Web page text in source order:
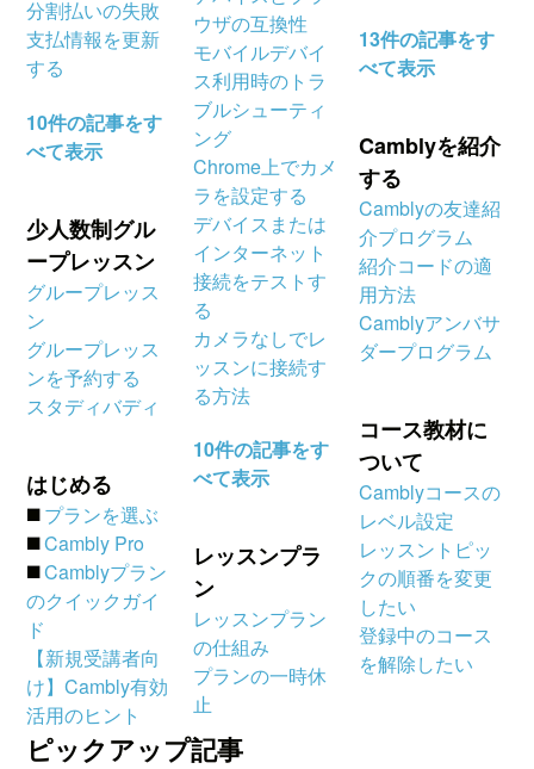
分割払いの失敗
支払情報を更新
する
10件の記事をす
べて表示
少人数制グル
ープレッスン
グループレッス
ン
グループレッス
ンを予約する
スタディバディ
はじめる
◼️ プランを選ぶ
◼️Cambly Pro
◼️Camblyプラン
のクイックガイ
ド
【新規受講者向
け】Cambly有効
活用のヒント
ウザの互換性
モバイルデバイ
ス利用時のトラ
ブルシューティ
ング
Chrome上でカメ
ラを設定する
デバイスまたは
インターネット
接続をテストす
る
カメラなしでレ
ッスンに接続す
る方法
10件の記事をす
べて表示
レッスンプラ
ン
レッスンプラン
の仕組み
プランの一時休
止
13件の記事をす
べて表示
Camblyを紹介
する
Camblyの友達紹
介プログラム
紹介コードの適
用方法
Camblyアンバサ
ダープログラム
コース教材に
ついて
Camblyコースの
レベル設定
レッスントピッ
クの順番を変更
したい
登録中のコース
を解除したい
ピックアップ記事